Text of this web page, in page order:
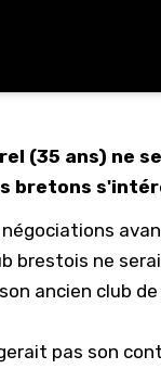
(35 ans) ne
bretons
brestois ne
ancien club
pas son